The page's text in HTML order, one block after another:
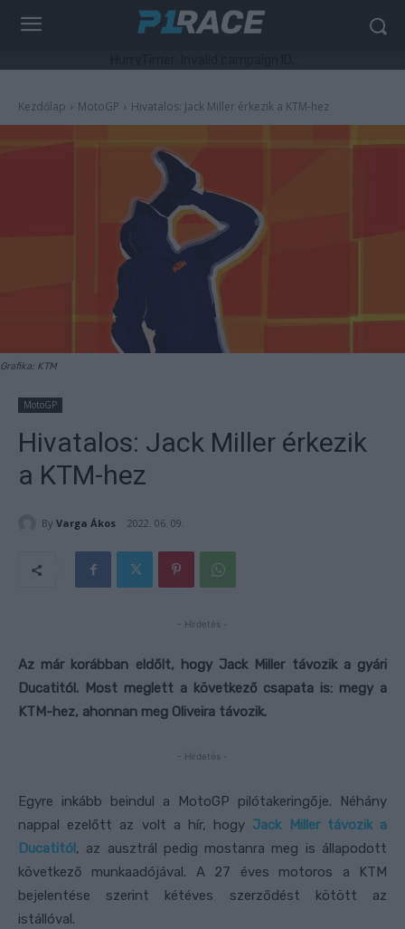
Kezdőlap MotoGP Hivatalos: Jack Miller érkezik a KTM-hez
Grafika: KTM
MotoGP
Hivatalos: Jack Miller érkezik
a KTM-hez
By Varga Ákos 2022. 06. 09.
- Hirdetés -
Az már korábban eldőlt, hogy Jack Miller távozik a gyári
Ducatitól. Most meglett a következő csapata is: megy a
KTM-hez, ahonnan meg Oliveira távozik.
- Hirdetés -
Egyre inkább beindul a MotoGP pilótakeringője. Néhány
nappal ezelőtt az volt a hír, hogy Jack Miller távozik a
Ducatitól , az ausztrál pedig mostanra meg is állapodott
következő munkaadójával. A 27 éves motoros a KTM
bejelentése szerint kétéves szerződést kötött az
istállóval.